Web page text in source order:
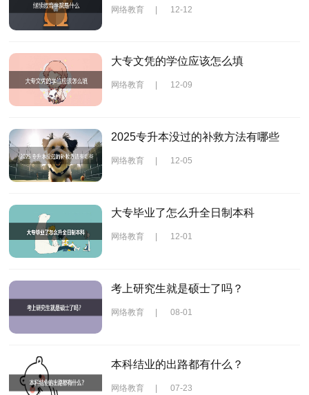
网络教育 | 12-12
大专文凭的学位应该怎么填
网络教育 12-09
2025专升本没过的补救方法有哪些
网络教育 12-05
大专毕业了怎么升全日制本科
网络教育 12-01
考上研究生就是硕士了吗？
网络教育 | 08-01
本科结业的出路都有什么？
网络教育 | 07-23